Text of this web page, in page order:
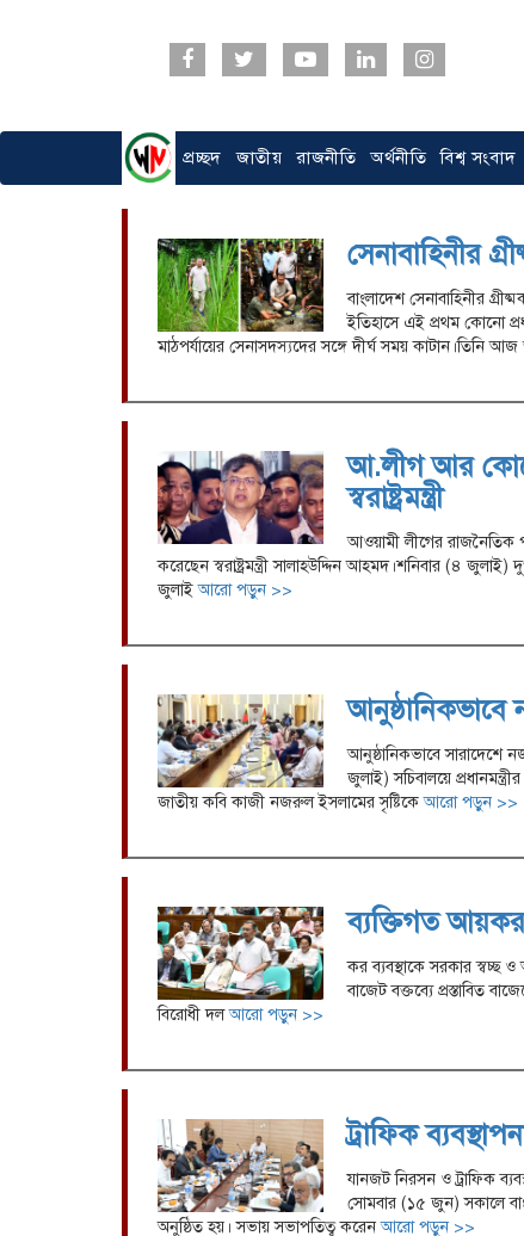
প্রচ্ছদ জাতীয় রাজনীতি অর্থনীতি বিশ্ব সংবাদ
সেনাবাহিনীর
বাংলাদেশ সেনাবাহিনীর
ইতিহাসে এই প্রথম কোনো
মাঠপর্যায়ের সেনাসদস্যদের সঙ্গে দীর্ঘ সময় কাটান।তিনি আজ
আ.লীগ আর
স্বরাষ্ট্রমন্ত্রী
আওয়ামী লীগের রাজনৈতিক
করেছেন স্বরাষ্ট্রমন্ত্রী সালাহউদ্দিন আহমদ।শনিবার (৪
জুলাইআরো পড়ুন >>
আনুষ্ঠানিকভাবে
আনুষ্ঠানিকভাবে সারাদেশে
জুলাই) সচিবালয়ে
জাতীয় কবি কাজী নজরুল ইসলামের সৃষ্টিকেআরো পড়ুন >>
ব্যক্তিগত আয়কর
কর ব্যবস্থাকে সরকার স্বচ্ছ
বাজেট বক্তব্যে প্রস্তাবিত
বিরোধী দলআরো পড়ুন >>
ট্রাফিক
যানজট নিরসন ও ট্রাফিক
সোমবার (১৫ জুন) সকালে
অনুষ্ঠিত হয়। সভায় সভাপতিত্ব করেনআরো পড়ুন >>